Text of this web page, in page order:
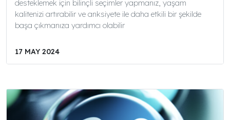
desteklemek için bilinçli seçimler yapmanız, yaşam
kalitenizi artırabilir ve anksiyete ile daha etkili bir şekilde
başa çıkmanıza yardımcı olabilir
17 MAY 2024